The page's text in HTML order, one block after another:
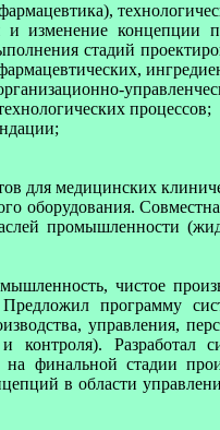
и изменение
стадий
процессов;
для медицинских
оборудования.
промышленности
чистое
программу
управления,
Разработал
финальной стадии
в области